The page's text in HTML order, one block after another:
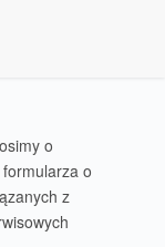
o
o
z